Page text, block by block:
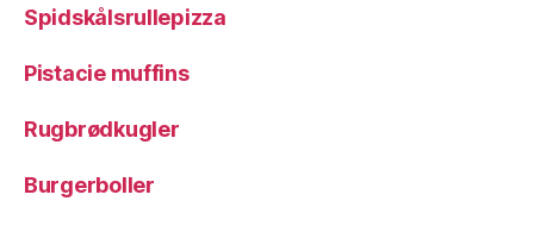
Spidskålsrullepizza
Pistacie muffins
Rugbrødkugler
Burgerboller